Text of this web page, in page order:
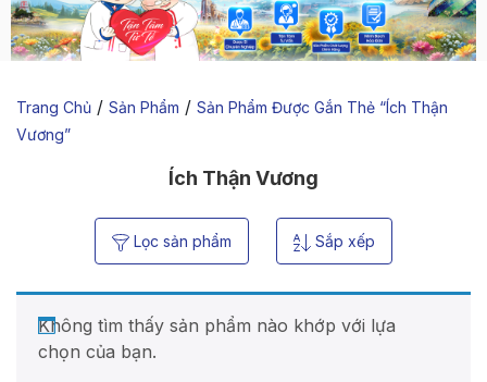
Trang Chủ / Sản Phẩm / Sản Phẩm Được Gắn Thẻ “ích Thận
Vương”
Ích Thận Vương
Lọc sản phẩm Sắp xếp
Không tìm thấy sản phẩm nào khớp với lựa
chọn của bạn.